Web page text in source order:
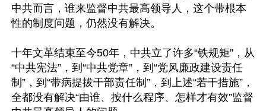
中共而言，谁来监督中共最高领导人，这个带根本
性的制度问题，仍然没有解决。
十年文革结束至今50年，中共立了许多“铁规矩”，从
“中共宪法”，到“中共党章”，到“党风廉政建设责任
制”，到“带病提拔干部责任制”，到上述“若干措施”，
全都没有解决“由谁、按什么程序、怎样才有效”监督